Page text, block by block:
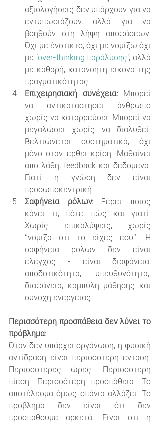
αξιολογήσεις δεν υπάρχουν για να
εντυπωσιάζουν, αλλά για να
βοηθούν στη λήψη αποφάσεων.
Όχι με ένστικτο, όχι με νομίζω όχι
με 'over-thinking παράλυσης', αλλά
με καθαρή, κατανοητή εικόνα της
πραγματικότητας..
Επιχειρησιακή συνέχεια: Μπορεί
να αντικαταστήσει άνθρωπο
χωρίς να καταρρεύσει. Μπορεί να
μεγαλώσει χωρίς να διαλυθεί.
Βελτιώνεται συστηματικά, όχι
μόνο όταν έρθει κρίση. Μαθαίνει
από λάθη, feedback και δεδομένα.
Γιατί η γνώση δεν είναι
προσωποκεντρική.
Σαφήνεια ρόλων: Ξέρει ποιος
κάνει τι, πότε, πώς και γιατί.
Χωρίς επικαλύψεις, χωρίς
“νόμιζα ότι το είχες εσύ”. Η
σαφήνεια ρόλων δεν είναι
έλεγχος - είναι διαφάνεια,
αποδοτικότητα, υπευθυνότητα,,
διαφάνεια, καμπύλη μάθησης και
συνοχή ενέργειας.
Περισσότερη προσπάθεια δεν λύνει το
πρόβλημα:
Όταν δεν υπάρχει οργάνωση, η φυσική
αντίδραση είναι περισσότερη ένταση.
Περισσότερες ώρες. Περισσότερη
πίεση. Περισσότερη προσπάθεια. Το
αποτέλεσμα όμως σπάνια αλλάζει. Το
πρόβλημα δεν είναι ότι δεν
προσπαθούμε αρκετά. Είναι ότι η